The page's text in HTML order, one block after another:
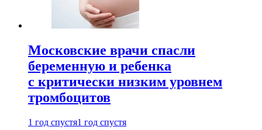
Московские врачи спасли
беременную и ребенка
с критически низким уровнем
тромбоцитов
1 год спустя1 год спустя